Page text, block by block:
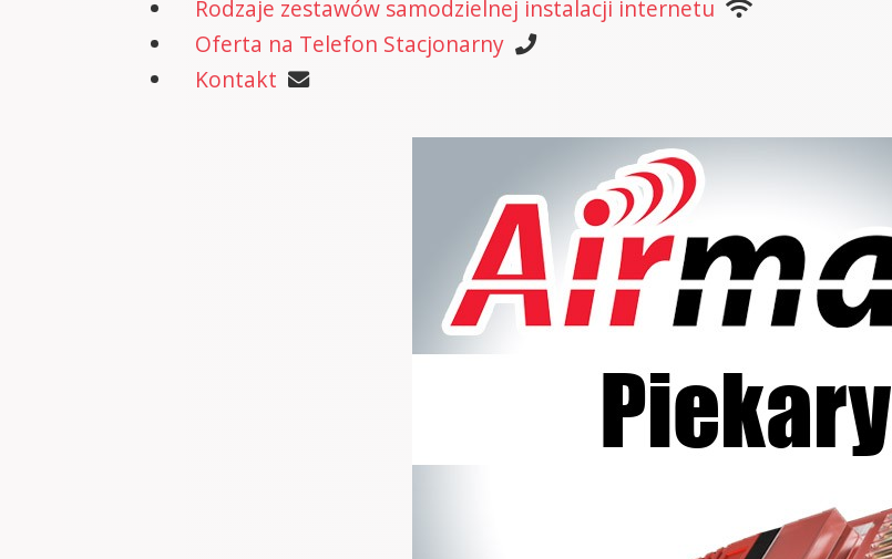
Rodzaje zestawów samodzielnej instalacji internetu
Oferta na Telefon Stacjonarny
Kontakt